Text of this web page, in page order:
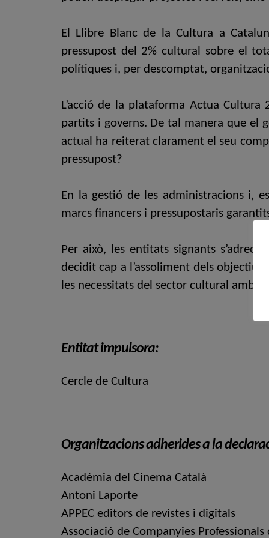
El Llibre Blanc de la Cultura a
pressupost del 2% cultural sobre el
polítiques i, per descomptat,
L’acció de la plataforma Actua
partits i governs. De tal manera que el
actual ha reiterat clarament el seu
pressupost?
En la gestió de les administracions i,
marcs financers i pressupostaris
Per això, les entitats signants
decidit cap a l’assoliment dels
les necessitats del sector cultural amb
Entitat impulsora:
Cercle de Cultura
Organitzacions adherides a la
Acadèmia del Cinema Català
Antoni Laporte
APPEC editors de revistes i digitals
Associació de Companyies Professionals